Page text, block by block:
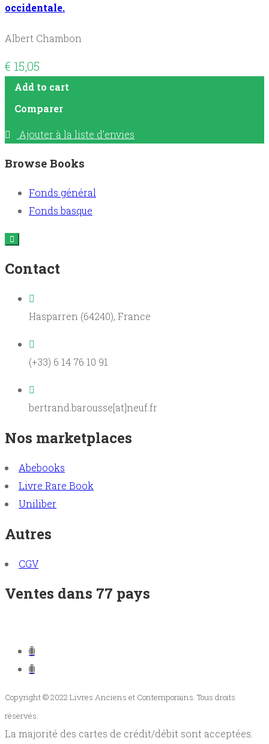
occidentale.
Albert Chambon
€ 15,05
Add to cart
Comparer
Ajouter à la liste d’envies
Browse Books
Fonds général
Fonds basque
Contact
Hasparren (64240), France
(+33) 6 14 76 10 91
bertrand.barousse[at]neuf.fr
Nos marketplaces
Abebooks
Livre Rare Book
Uniliber
Autres
CGV
Ventes dans 77 pays
Copyright © 2022 Livres Anciens et Contemporains. Tous droits
réservés.
La majorité des cartes de crédit/débit sont acceptées.